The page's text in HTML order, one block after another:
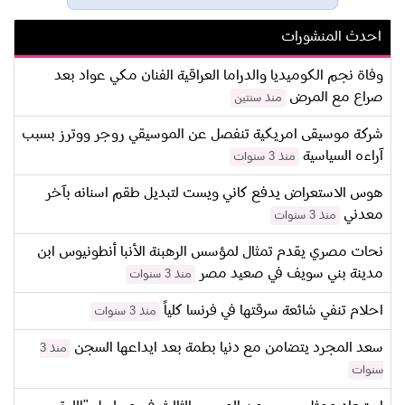
احدث المنشورات
وفاة نجم الكوميديا والدراما العراقية الفنان مكي عواد بعد
صراع مع المرض
منذ سنتين
شركة موسيقى امريكية تنفصل عن الموسيقي روجر ووترز بسبب
آراءه السياسية
منذ 3 سنوات
هوس الاستعراض يدفع كاني ويست لتبديل طقم اسنانه بآخر
معدني
منذ 3 سنوات
نحات مصري يقدم تمثال لمؤسس الرهبنة الأنبا أنطونيوس ابن
مدينة بني سويف في صعيد مصر
منذ 3 سنوات
احلام تنفي شائعة سرقتها في فرنسا كلياً منذ 3 سنوات
سعد المجرد يتضامن مع دنيا بطمة بعد ايداعها السجن
منذ 3
سنوات